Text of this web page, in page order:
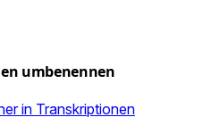
umbenennen
in Transkriptionen